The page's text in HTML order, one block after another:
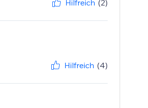
Hilfreich (2)
Hilfreich (4)